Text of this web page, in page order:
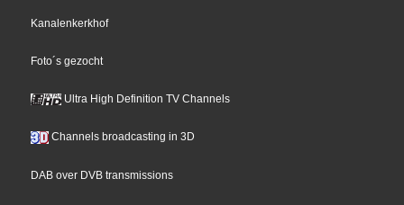
Kanalenkerkhof
Foto´s gezocht
Ultra High Definition TV Channels
Channels broadcasting in 3D
DAB over DVB transmissions